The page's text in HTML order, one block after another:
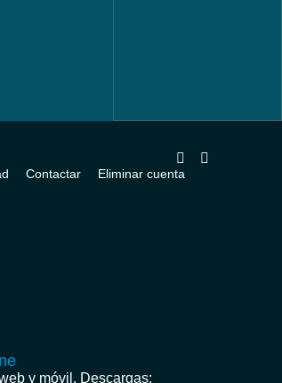
Contactar
Eliminar cuenta
y móvil. Descargas: